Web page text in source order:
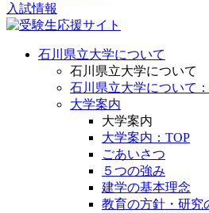
入試情報
石川県立大学について
石川県立大学について
石川県立大学について
大学案内
大学案内
大学案内：TOP
ごあいさつ
５つの強み
建学の基本理念
教育の方針・研究